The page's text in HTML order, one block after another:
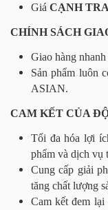
Giá CẠNH
CHÍNH SÁCH
Giao hàng
Sản phẩm luôn
ASIAN.
CAM KẾT CỦA
Tối đa hóa lợi
phẩm và dịch vụ
Cung cấp giải
tăng chất lượng
Cam kết đem